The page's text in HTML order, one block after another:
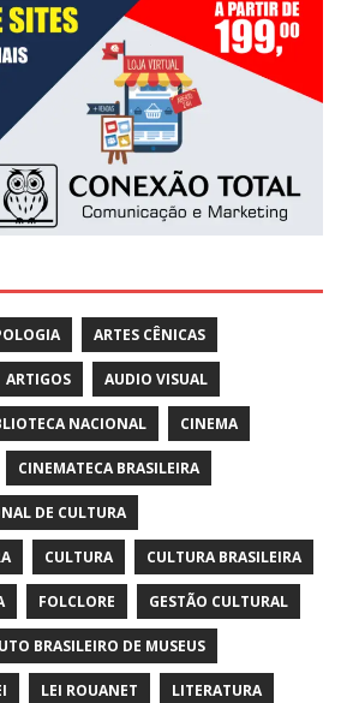
ARTES CÊNICAS
ARTIGOS AUDIO VISUAL
NACIONAL CINEMA
CINEMATECA BRASILEIRA
DE CULTURA
CULTURA CULTURA BRASILEIRA
FOLCLORE GESTÃO CULTURAL
BRASILEIRO DE MUSEUS
LEI ROUANET LITERATURA